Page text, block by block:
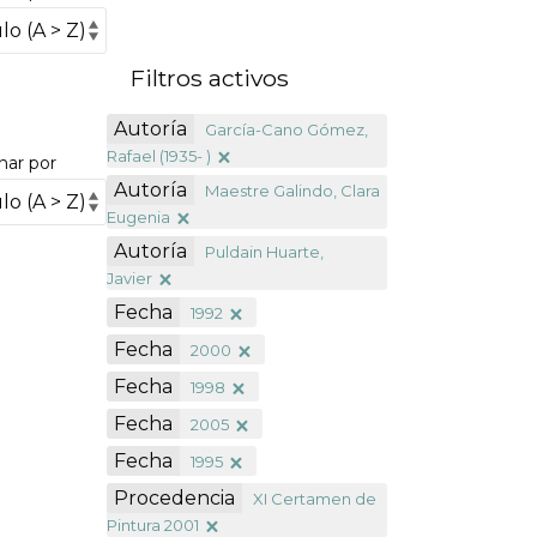
por
Filtros activos
Autoría
García-Cano Gómez,
Rafael (1935- )
Autoría
Maestre Galindo, Clara
Eugenia
Autoría
Puldain Huarte,
Javier
Fecha 1992
Fecha 2000
Fecha 1998
Fecha 2005
Fecha 1995
Procedencia
XI Certamen de
Pintura 2001